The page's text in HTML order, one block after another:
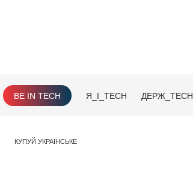
BE IN TECH Я_І_TECH ДЕРЖ_TECH
КУПУЙ УКРАЇНСЬКЕ